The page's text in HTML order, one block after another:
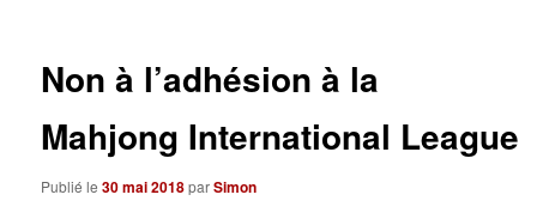
Non à l’adhésion à la
Mahjong International League
Publié le30 mai 2018parSimon